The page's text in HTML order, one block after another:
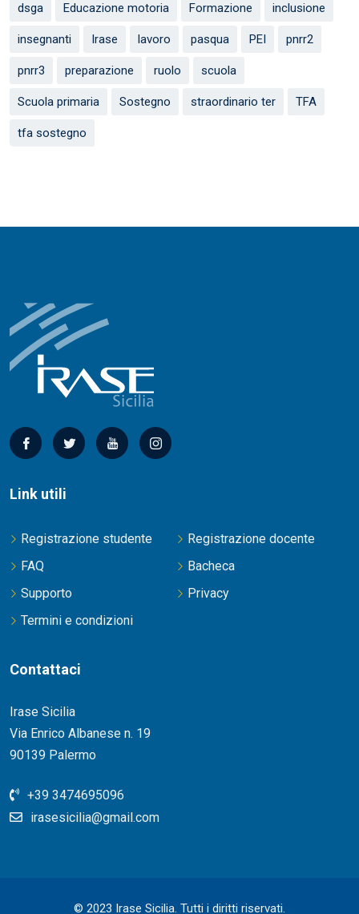
dsga Educazione motoria Formazione inclusione
insegnanti Irase lavoro pasqua PEI pnrr2
pnrr3 preparazione ruolo scuola
Scuola primaria Sostegno straordinario ter TFA
tfa sostegno
Link utili
Registrazione studente
Registrazione docente
FAQ
Bacheca
Supporto
Privacy
Termini e condizioni
Contattaci
Irase Sicilia
Via Enrico Albanese n. 19
90139 Palermo
+39 3474695096
irasesicilia@gmail.com
© 2023 Irase Sicilia. Tutti i diritti riservati.